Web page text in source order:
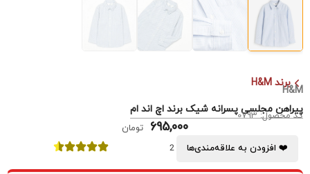
برند H&M
H&M
پیراهن مجلسی پسرانه شیک برند اچ اند ام
کد محصول: 0793
695,000
تومان
❤️ افزودن به علاقه‌مندی‌ها
2